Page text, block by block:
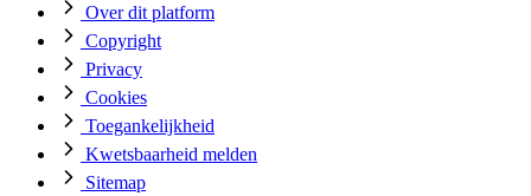
Over dit platform
Copyright
Privacy
Cookies
Toegankelijkheid
Kwetsbaarheid melden
Sitemap